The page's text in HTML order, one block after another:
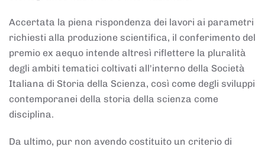
Accertata la piena rispondenza dei lavori ai parametri
richiesti alla produzione scientifica, il conferimento del
premio ex aequo intende altresì riflettere la pluralità
degli ambiti tematici coltivati all'interno della Società
Italiana di Storia della Scienza, così come degli sviluppi
contemporanei della storia della scienza come
disciplina.
Da ultimo, pur non avendo costituito un criterio di